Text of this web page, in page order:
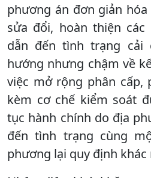
phương án đơn giản
sửa đổi, hoàn thiện
dẫn đến tình trạng cải
hướng nhưng chậm về
việc mở rộng phân cấp,
kèm cơ chế kiểm soát
tục hành chính do địa
đến tình trạng cùng
phương lại quy định khác